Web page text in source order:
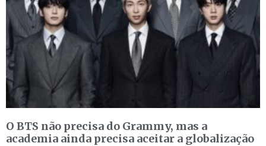
O BTS não precisa do Grammy, mas a
academia ainda precisa aceitar a globalização